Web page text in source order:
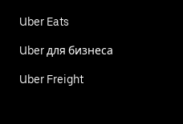
Uber Eats
Uber для бизнеса
Uber Freight